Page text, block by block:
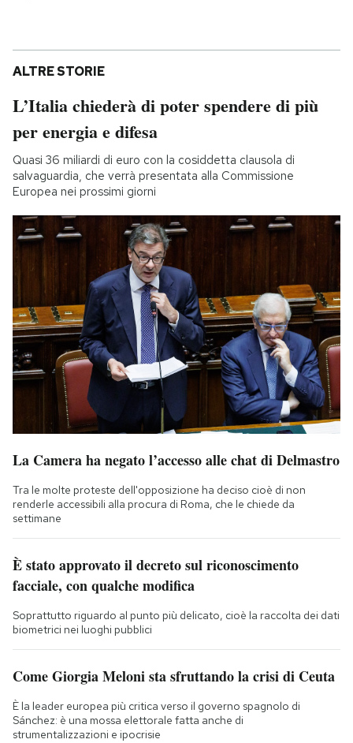
ALTRE STORIE
L’Italia chiederà di poter spendere di più
per energia e difesa
Quasi 36 miliardi di euro con la cosiddetta clausola di
salvaguardia, che verrà presentata alla Commissione
Europea nei prossimi giorni
La Camera ha negato l’accesso alle chat di Delmastro
Tra le molte proteste dell'opposizione ha deciso cioè di non
renderle accessibili alla procura di Roma, che le chiede da
settimane
È stato approvato il decreto sul riconoscimento
facciale, con qualche modifica
Soprattutto riguardo al punto più delicato, cioè la raccolta dei dati
biometrici nei luoghi pubblici
Come Giorgia Meloni sta sfruttando la crisi di Ceuta
È la leader europea più critica verso il governo spagnolo di
Sánchez: è una mossa elettorale fatta anche di
strumentalizzazioni e ipocrisie